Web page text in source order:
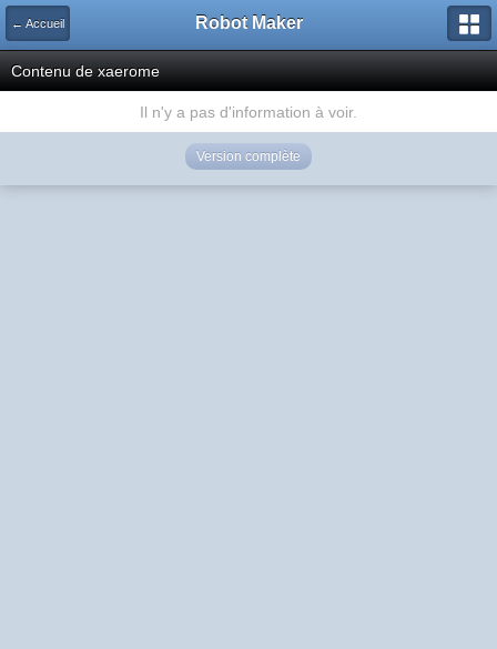
← Accueil Robot Maker
Contenu de xaerome
Il n'y a pas d'information à voir.
Version complète